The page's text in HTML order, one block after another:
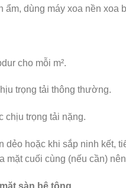
ẩm, dùng máy xoa nền xoa
cho mỗi m².
trọng tải thông thường.
chịu trọng tải nặng.
dẻo hoặc khi sắp ninh kết,
mặt cuối cùng (nếu cần)
sàn bê tông